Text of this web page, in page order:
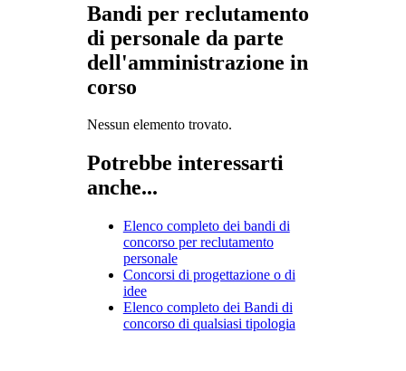
Bandi per reclutamento
di personale da parte
dell'amministrazione in
corso
Nessun elemento trovato.
Potrebbe interessarti
anche...
Elenco completo dei bandi di
concorso per reclutamento
personale
Concorsi di progettazione o di
idee
Elenco completo dei Bandi di
concorso di qualsiasi tipologia